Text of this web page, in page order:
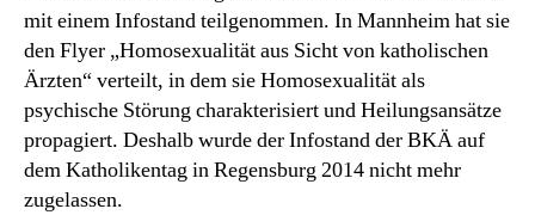
mit einem Infostand teilgenommen. In Mannheim hat sie
den Flyer „Homosexualität aus Sicht von katholischen
Ärzten“ verteilt, in dem sie Homosexualität als
psychische Störung charakterisiert und Heilungsansätze
propagiert. Deshalb wurde der Infostand der BKÄ auf
dem Katholikentag in Regensburg 2014 nicht mehr
zugelassen.